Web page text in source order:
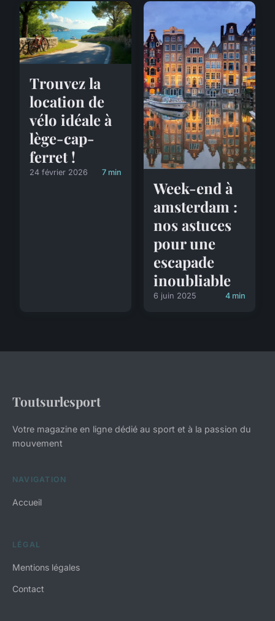
Trouvez la
location de
vélo idéale à
lège-cap-
ferret !
24 février 2026 7 min
Week-end à
amsterdam :
nos astuces
pour une
escapade
inoubliable
6 juin 2025 4 min
Toutsurlesport
Votre magazine en ligne dédié au sport et à la passion du
mouvement
NAVIGATION
Accueil
LÉGAL
Mentions légales
Contact